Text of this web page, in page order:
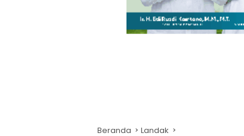
Beranda Landak